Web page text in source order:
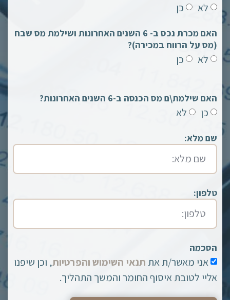
לא כן
האם מכרת נכס ב- 6 השנים האחרונות ושילמת מס שבח
(מס על הרווח במכירה)?
לא כן
האם שילמת\ם מס הכנסה ב-6 השנים האחרונות?
כן לא
שם מלא:
טלפון:
הסכמה
אני מאשר/ת את תנאי השימוש והפרטיות, וכן שיפנו
אליי לטובת איסוף החומר והמשך התהליך.